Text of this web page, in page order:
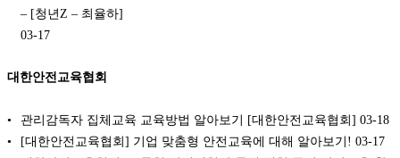
– [청년Z – 최율하]
03-17
대한안전교육협회
관리감독자 집체교육 교육방법 알아보기 [대한안전교육협회] 03-18
[대한안전교육협회] 기업 맞춤형 안전교육에 대해 알아보기! 03-17